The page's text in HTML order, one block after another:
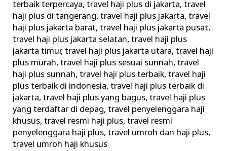
terbaik terpercaya,travel haji plus di jakarta,travel
haji plus di tangerang,travel haji plus jakarta,travel
haji plus jakarta barat,travel haji plus jakarta pusat,
travel haji plus jakarta selatan,travel haji plus
jakarta timur,travel haji plus jakarta utara,travel haji
plus murah,travel haji plus sesuai sunnah,travel
haji plus sunnah,travel haji plus terbaik,travel haji
plus terbaik di indonesia,travel haji plus terbaik di
jakarta,travel haji plus yang bagus,travel haji plus
yang terdaftar di depag,travel penyelenggara haji
khusus,travel resmi haji plus,travel resmi
penyelenggara haji plus,travel umroh dan haji plus,
travel umroh haji khusus